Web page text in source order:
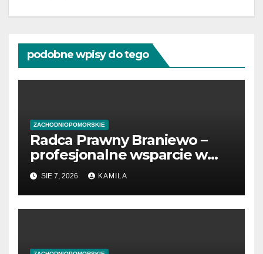
podobne wpisy do tego
ZACHODNIOPOMORSKIE
Radca Prawny Braniewo –
profesjonalne wsparcie w
sprawach prawnych
SIE 7, 2026 KAMILA